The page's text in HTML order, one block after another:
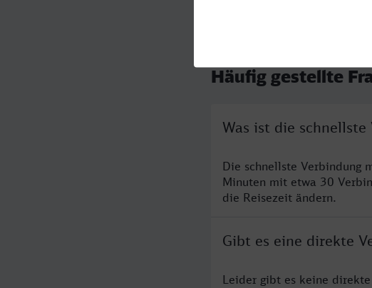
Häufig gestellte
Was ist die
Die schnellste Verbindung
Minuten mit etwa 30
die Reisezeit ändern.
Gibt es eine direkte
Leider gibt es keine direkte